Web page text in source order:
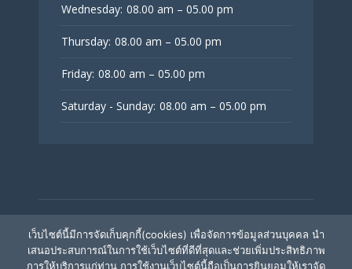
Wednesday: 08.00 am – 05.00 pm
Thursday: 08.00 am – 05.00 pm
Friday: 08.00 am – 05.00 pm
Saturday - Sunday: 08.00 am – 05.00 pm
© V Fertility Thailand
เว็บไซต์นี้มีการจัดเก็บคุกกี้(cookies) เพื่อจัดการข้อมูลส่วนบุคคล นำ
เสนอประสบการณ์ในการใช้เว็บไซต์ที่ดีที่สุดและช่วยเพิ่มประสิทธิภาพ
การให้บริการแก่ท่าน การใช้งานเว็บไซต์นี้ถือเป็นการยินยอมให้เราจัด